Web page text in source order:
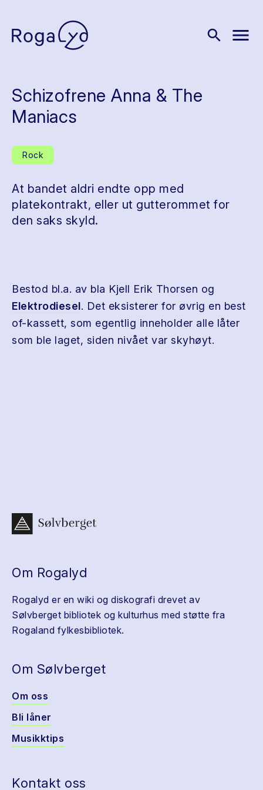
search menu
Schizofrene Anna & The
Maniacs
Rock
At bandet aldri endte opp med
platekontrakt, eller ut gutterommet for
den saks skyld.
Bestod bl.a. av bla Kjell Erik Thorsen og
Elektrodiesel. Det eksisterer for øvrig en best
of-kassett, som egentlig inneholder alle låter
som ble laget, siden nivået var skyhøyt.
Om Rogalyd
Rogalyd er en wiki og diskografi drevet av
Sølvberget bibliotek og kulturhus med støtte fra
Rogaland fylkesbibliotek.
Om Sølvberget
Om oss
Bli låner
Musikktips
Kontakt oss